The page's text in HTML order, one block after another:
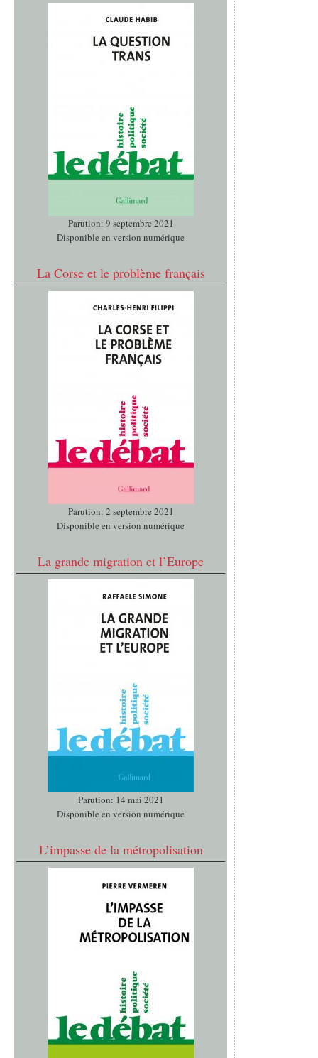
Parution: 9 septembre 2021
Disponible en version numérique
La Corse et le problème français
Parution: 2 septembre 2021
Disponible en version numérique
La grande migration et l’Europe
Parution: 14 mai 2021
Disponible en version numérique
L’impasse de la métropolisation